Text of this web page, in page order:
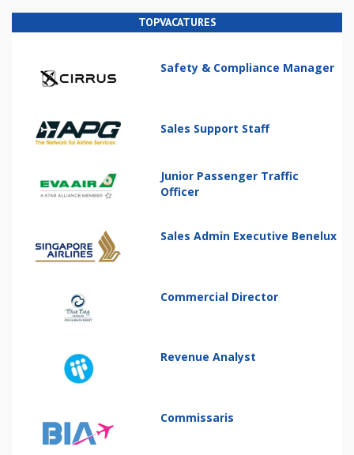
TOPVACATURES
Safety & Compliance Manager
Sales Support Staff
Junior Passenger Traffic
Officer
Sales Admin Executive Benelux
Commercial Director
Revenue Analyst
Commissaris